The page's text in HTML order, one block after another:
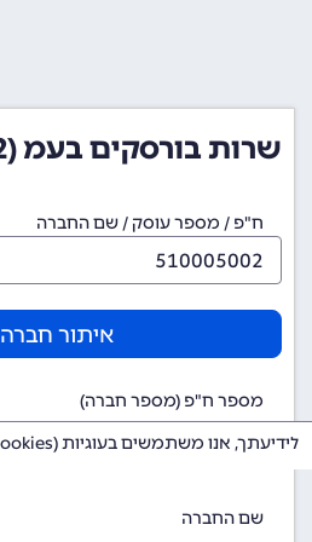
שרות בורסקים בעמ (510005002)
ח"פ / מספר עוסק / שם החברה
איתור חברה
מספר ח"פ (מספר חברה)
510005002
שם החברה
לידיעתך, אנו משתמשים בעוגיות (cookies) באתר זה.